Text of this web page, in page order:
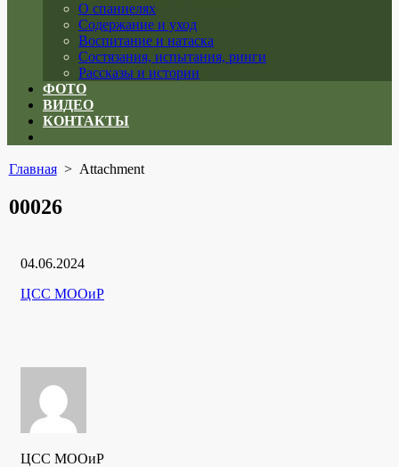
О спаниелях
Содержание и уход
Воспитание и натаска
Состязания, испытания, ринги
Рассказы и истории
ФОТО
ВИДЕО
КОНТАКТЫ
menu
Главная> Attachment
00026
Дата
04.06.2024
Рубрики
Автор
ЦСС МООиР
ЦСС МООиР